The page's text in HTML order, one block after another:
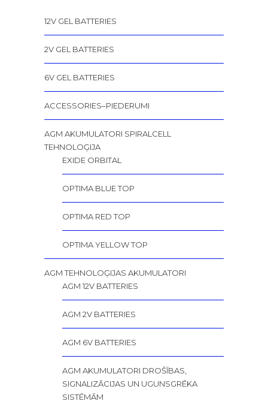
12V GEL BATTERIES
2V GEL BATTERIES
6V GEL BATTERIES
ACCESSORIES–PIEDERUMI
AGM AKUMULATORI SPIRALCELL
TEHNOLOĢIJA
EXIDE ORBITAL
OPTIMA BLUE TOP
OPTIMA RED TOP
OPTIMA YELLOW TOP
AGM TEHNOLOĢIJAS AKUMULATORI
AGM 12V BATTERIES
AGM 2V BATTERIES
AGM 6V BATTERIES
AGM AKUMULATORI DROŠĪBAS,
SIGNALIZĀCIJAS UN UGUNSGRĒKA
SISTĒMĀM